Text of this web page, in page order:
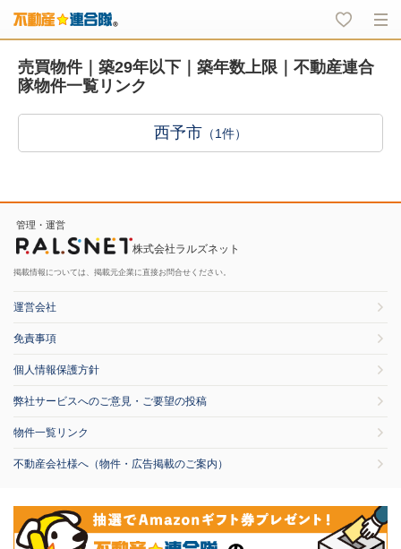
売買物件｜築29年以下｜築年数上限｜不動産連合
隊物件一覧リンク
西予市 （1件）
管理・運営
株式会社ラルズネット
掲載情報については、掲載元企業に直接お問合せください。
運営会社
免責事項
個人情報保護方針
弊社サービスへのご意見・ご要望の投稿
物件一覧リンク
不動産会社様へ（物件・広告掲載のご案内）